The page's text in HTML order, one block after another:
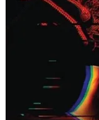
Videoclipuri